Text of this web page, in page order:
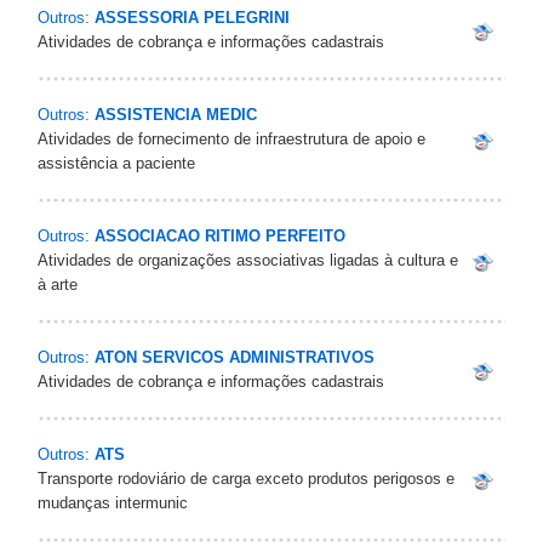
Outros: ASSESSORIA PELEGRINI
Atividades de cobrança e informações cadastrais
Outros: ASSISTENCIA MEDIC
Atividades de fornecimento de infraestrutura de apoio e
assistência a paciente
Outros: ASSOCIACAO RITIMO PERFEITO
Atividades de organizações associativas ligadas à cultura e
à arte
Outros: ATON SERVICOS ADMINISTRATIVOS
Atividades de cobrança e informações cadastrais
Outros: ATS
Transporte rodoviário de carga exceto produtos perigosos e
mudanças intermunic